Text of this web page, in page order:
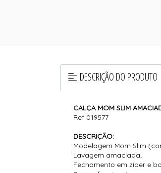
DESCRIÇÃO DO PRODUTO
CALÇA MOM SLIM
Ref 019577
DESCRIÇÃO:
Modelagem Mom Slim
Lavagem amaciada;
Fechamento em zíper e